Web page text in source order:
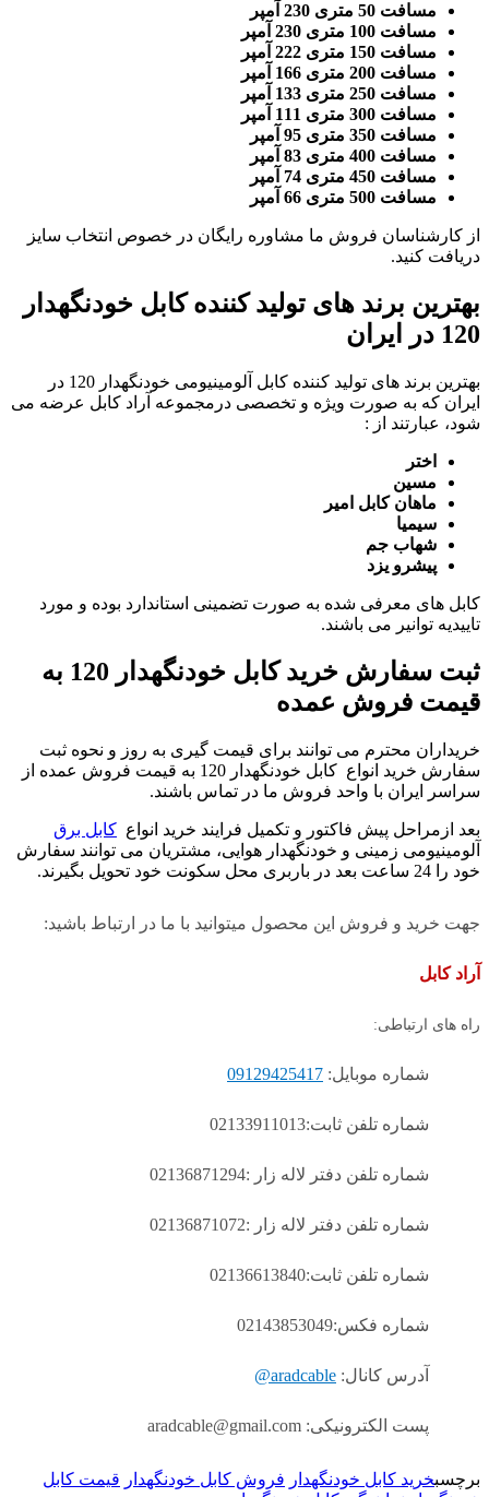
مسافت 50 متری 230 آمپر
مسافت 100 متری 230 آمپر
مسافت 150 متری 222 آمپر
مسافت 200 متری 166 آمپر
مسافت 250 متری 133 آمپر
مسافت 300 متری 111 آمپر
مسافت 350 متری 95 آمپر
مسافت 400 متری 83 آمپر
مسافت 450 متری 74 آمپر
مسافت 500 متری 66 آمپر
از کارشناسان فروش ما مشاوره رایگان در خصوص انتخاب سایز
دریافت کنید.
بهترین برند های تولید کننده کابل خودنگهدار
120 در ایران
بهترین برند های تولید کننده کابل آلومینیومی خودنگهدار 120 در
ایران که به صورت ویژه و تخصصی درمجموعه آراد کابل عرضه می
شود، عبارتند از :
اختر
مسین
ماهان کابل امیر
سیمیا
شهاب جم
پیشرو یزد
کابل های معرفی شده به صورت تضمینی استاندارد بوده و مورد
تاییدیه توانیر می باشند.
ثبت سفارش خرید کابل خودنگهدار 120 به
قیمت فروش عمده
خریداران محترم می توانند برای قیمت گیری به روز و نحوه ثبت
سفارش خرید انواع کابل خودنگهدار 120 به قیمت فروش عمده از
سراسر ایران با واحد فروش ما در تماس باشند.
بعد ازمراحل پیش فاکتور و تکمیل فرایند خرید انواع کابل برق
آلومینیومی زمینی و خودنگهدار هوایی، مشتریان می توانند سفارش
خود را 24 ساعت بعد در باربری محل سکونت خود تحویل بگیرند.
جهت خرید و فروش این محصول میتوانید با ما در ارتباط باشید:
آراد کابل
راه های ارتباطی:
شماره موبایل: 09129425417
شماره تلفن ثابت:02133911013
شماره تلفن دفتر لاله زار :02136871294
شماره تلفن دفتر لاله زار :02136871072
شماره تلفن ثابت:02136613840
شماره فکس:02143853049
آدرس کانال: aradcable@
پست الکترونیکی: aradcable@gmail.com
برچسبخرید کابل خودنگهدار فروش کابل خودنگهدار قیمت کابل